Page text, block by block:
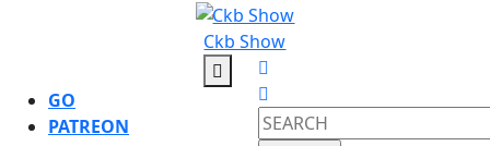
Ckb Show
Open
Button
GO
PATREON
Search